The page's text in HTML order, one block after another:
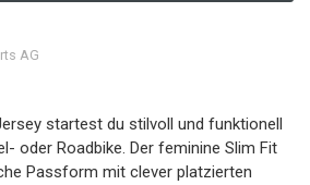
AG
startest du stilvoll und funktionell
oder Roadbike. Der feminine Slim Fit
Passform mit clever platzierten